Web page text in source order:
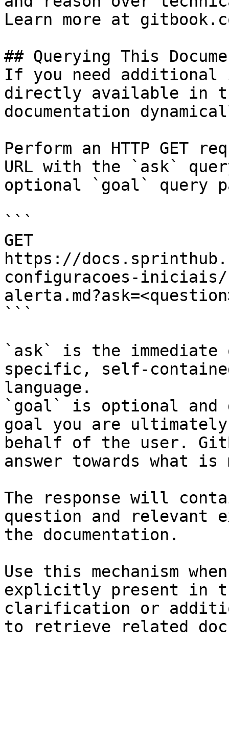
Learn more at
## Querying This
If you need
directly available in
documentation
Perform an HTTP GET
URL with the `ask`
optional `goal` query
```
GET
https://
configuracoes-iniciais/
```
`ask` is the
specific, self-
language.
`goal` is optional and
goal you are
behalf of the user.
answer towards what
The response will
question and relevant
the documentation.
Use this mechanism
explicitly present in
clarification or